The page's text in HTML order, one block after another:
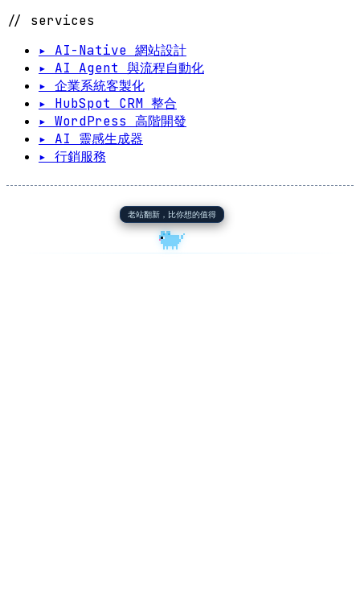
// services
▸ AI-Native 網站設計
▸ AI Agent 與流程自動化
▸ 企業系統客製化
▸ HubSpot CRM 整合
▸ WordPress 高階開發
▸ AI 靈感生成器
▸ 行銷服務
老站翻新，比你想的值得